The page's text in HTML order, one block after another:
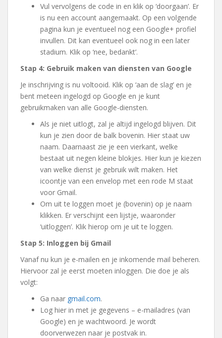
Vul vervolgens de code in en klik op ‘doorgaan’. Er
is nu een account aangemaakt. Op een volgende
pagina kun je eventueel nog een Google+ profiel
invullen. Dit kan eventueel ook nog in een later
stadium. Klik op ‘nee, bedankt’.
Stap 4: Gebruik maken van diensten van Google
Je inschrijving is nu voltooid. Klik op ‘aan de slag’ en je
bent meteen ingelogd op Google en je kunt
gebruikmaken van alle Google-diensten.
Als je niet uitlogt, zal je altijd ingelogd blijven. Dit
kun je zien door de balk bovenin. Hier staat uw
naam. Daarnaast zie je een vierkant, welke
bestaat uit negen kleine blokjes. Hier kun je kiezen
van welke dienst je gebruik wilt maken. Het
icoontje van een envelop met een rode M staat
voor Gmail.
Om uit te loggen moet je (bovenin) op je naam
klikken. Er verschijnt een lijstje, waaronder
‘uitloggen’. Klik hierop om je uit te loggen.
Stap 5: Inloggen bij Gmail
Vanaf nu kun je e-mailen en je inkomende mail beheren.
Hiervoor zal je eerst moeten inloggen. Die doe je als
volgt:
Ga naar gmail.com.
Log hier in met je gegevens – e-mailadres (van
Google) en je wachtwoord. Je wordt
doorverwezen naar je postvak in.